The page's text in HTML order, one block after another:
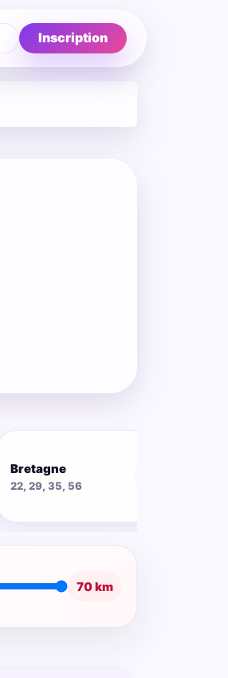
Inscription
Bretagne
22, 29, 35, 56
70 km